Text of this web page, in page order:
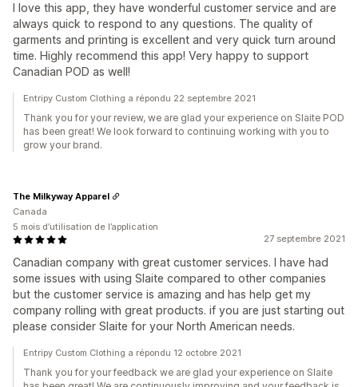
I love this app, they have wonderful customer service and are
always quick to respond to any questions. The quality of
garments and printing is excellent and very quick turn around
time. Highly recommend this app! Very happy to support
Canadian POD as well!
Entripy Custom Clothing a répondu 22 septembre 2021
Thank you for your review, we are glad your experience on Slaite POD
has been great! We look forward to continuing working with you to
grow your brand.
27 septembre 2021
Canadian company with great customer services. I have had
some issues with using Slaite compared to other companies
but the customer service is amazing and has help get my
company rolling with great products. if you are just starting out
please consider Slaite for your North American needs.
The Milkyway Apparel
Canada
5 mois d’utilisation de l’application
Entripy Custom Clothing a répondu 12 octobre 2021
Thank you for your feedback we are glad your experience on Slaite